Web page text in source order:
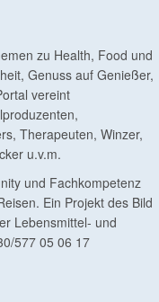
zu Health, Food und
Genuss auf Genießer,
vereint
Therapeuten, Winzer,
u.v.m.
und Fachkompetenz
Ein Projekt des Bild
Lebensmittel- und
577 05 06 17